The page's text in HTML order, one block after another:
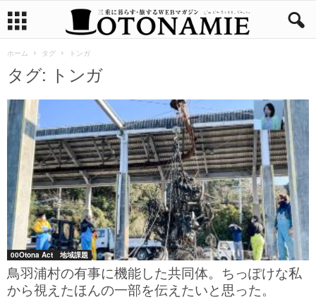
ホーム タグ トンガ
タグ: トンガ
00Otona Act 地域課題
鳥羽浦村の有事に機能した共同体。ちっぽけな私
から視えたほんの一部を伝えたいと思った。